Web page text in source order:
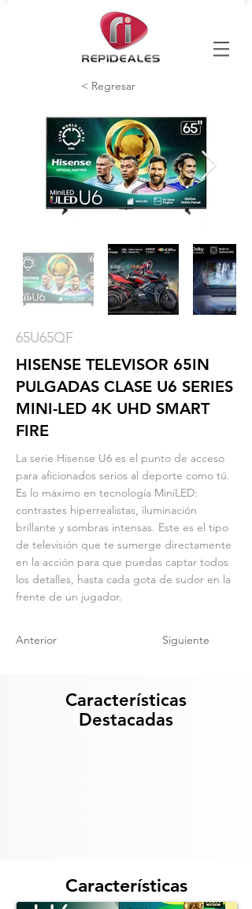
< Regresar
65U65QF
HISENSE TELEVISOR 65IN
PULGADAS CLASE U6 SERIES
MINI-LED 4K UHD SMART
FIRE
La serie Hisense U6 es el punto de acceso
para aficionados serios al deporte como tú.
Es lo máximo en tecnología MiniLED:
contrastes hiperrealistas, iluminación
brillante y sombras intensas. Este es el tipo
de televisión que te sumerge directamente
en la acción para que puedas captar todos
los detalles, hasta cada gota de sudor en la
frente de un jugador.
Anterior Siguiente
Características
Destacadas
Características